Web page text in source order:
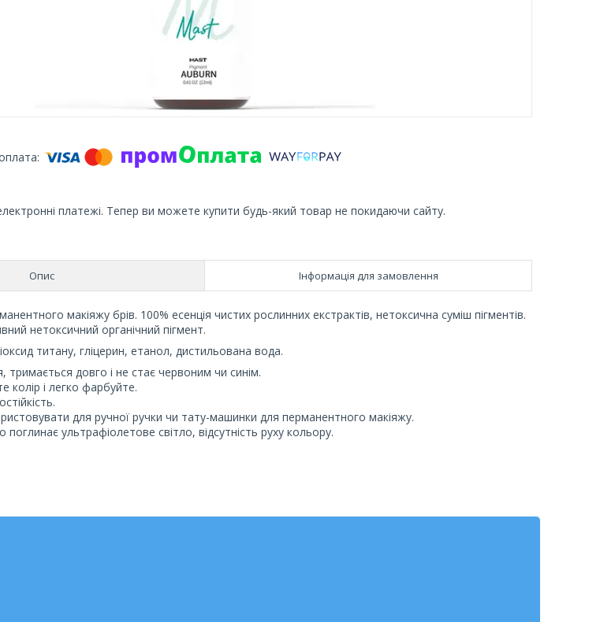
платежі. Тепер ви можете купити будь-який товар не покидаючи сайту.
Опис Інформація для замовлення
макіяжу брів. 100% есенція чистих рослинних екстрактів, нетоксична суміш пігментів.
нетоксичний органічний пігмент.
титану, гліцерин, етанол, дистильована вода.
тримається довго і не стає червоним чи синім.
колір і легко фарбуйте.
для ручної ручки чи тату-машинки для перманентного макіяжу.
поглинає ультрафіолетове світло, відсутність руху кольору.